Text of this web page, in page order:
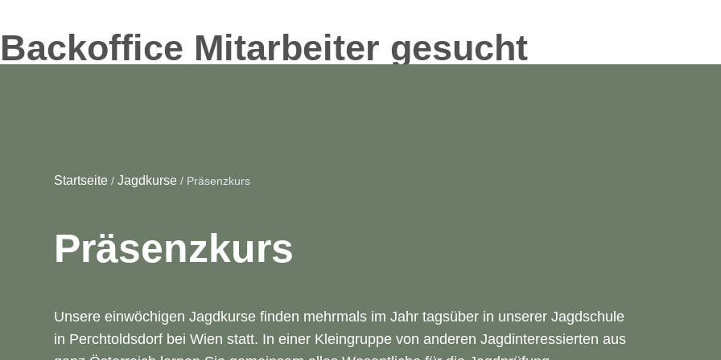
Backoffice Mitarbeiter gesucht
Startseite / Jagdkurse / Präsenzkurs
Präsenzkurs
Unsere einwöchigen Jagdkurse finden mehrmals im Jahr tagsüber in unserer Jagdschule
in Perchtoldsdorf bei Wien statt. In einer Kleingruppe von anderen Jagdinteressierten aus